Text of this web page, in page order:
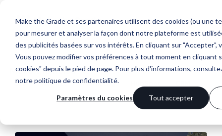
Make the Grade et ses partenaires utilisent des cookies (ou une
pour mesurer et analyser la façon dont notre plateforme est
des publicités basées sur vos intérêts. En cliquant sur "Accepter",
Vous pouvez modifier vos préférences à tout moment en cliquant
cookies" depuis le pied de page. Pour plus d'informations,
notre politique de confidentialité.
Paramètres du cookies Tout accepter
Make the Noise
Tous Website Marketing